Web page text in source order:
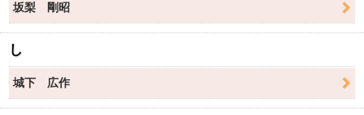
坂梨 剛昭
し
城下 広作